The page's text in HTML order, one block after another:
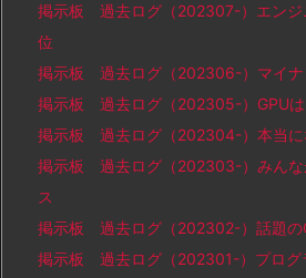
掲示板 過去ログ（202307-）エンジ
位
掲示板 過去ログ（202306-）マイナ
掲示板 過去ログ（202305-）GPU
掲示板 過去ログ（202304-）本当に
掲示板 過去ログ（202303-）みんな
ス
掲示板 過去ログ（202302-）話題の
掲示板 過去ログ（202301-）プログ